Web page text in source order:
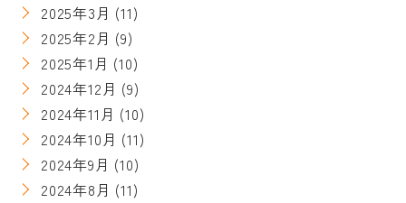
2025年3月 (11)
2025年2月 (9)
2025年1月 (10)
2024年12月 (9)
2024年11月 (10)
2024年10月 (11)
2024年9月 (10)
2024年8月 (11)